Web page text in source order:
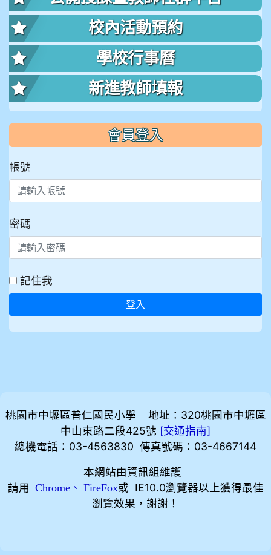
校內活動預約
學校行事曆
新進教師填報
會員登入
帳號
密碼
記住我
登入
桃園市中壢區普仁國民小學 地址：320桃園市中壢區
中山東路二段425號 [交通指南]
總機電話：03-4563830 傳真號碼：03-4667144
本網站由資訊組維護
請用
Chrome、 FireFox或 IE10.0瀏覽器以上獲得最佳
瀏覽效果，謝謝！